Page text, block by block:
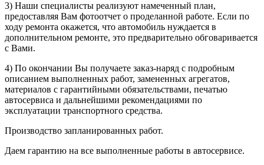
3) Наши специалисты реализуют намеченный план,
предоставляя Вам фотоотчет о проделанной работе. Если по
ходу ремонта окажется, что автомобиль нуждается в
дополнительном ремонте, это предварительно обговаривается
с Вами.
4) По окончании Вы получаете заказ-наряд с подробным
описанием выполненных работ, замененных агрегатов,
материалов с гарантийными обязательствами, печатью
автосервиса и дальнейшими рекомендациями по
эксплуатации транспортного средства.
Производство запланированных работ.
Даем гарантию на все выполненные работы в автосервисе.